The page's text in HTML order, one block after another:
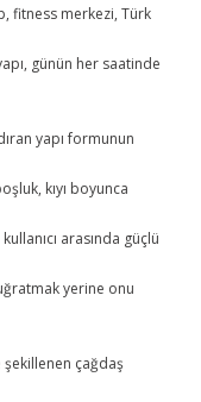
fitness merkezi, Türk
günün her saatinde
yapı formunun
kıyı boyunca
arasında güçlü
yerine onu
çağdaş